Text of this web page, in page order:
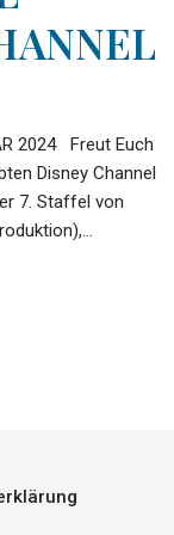
2024 Freut Euch
Disney Channel
7. Staffel von